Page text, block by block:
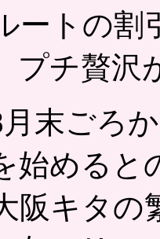
ートの割
プチ贅沢
月末ごろ
始めると
阪キタの